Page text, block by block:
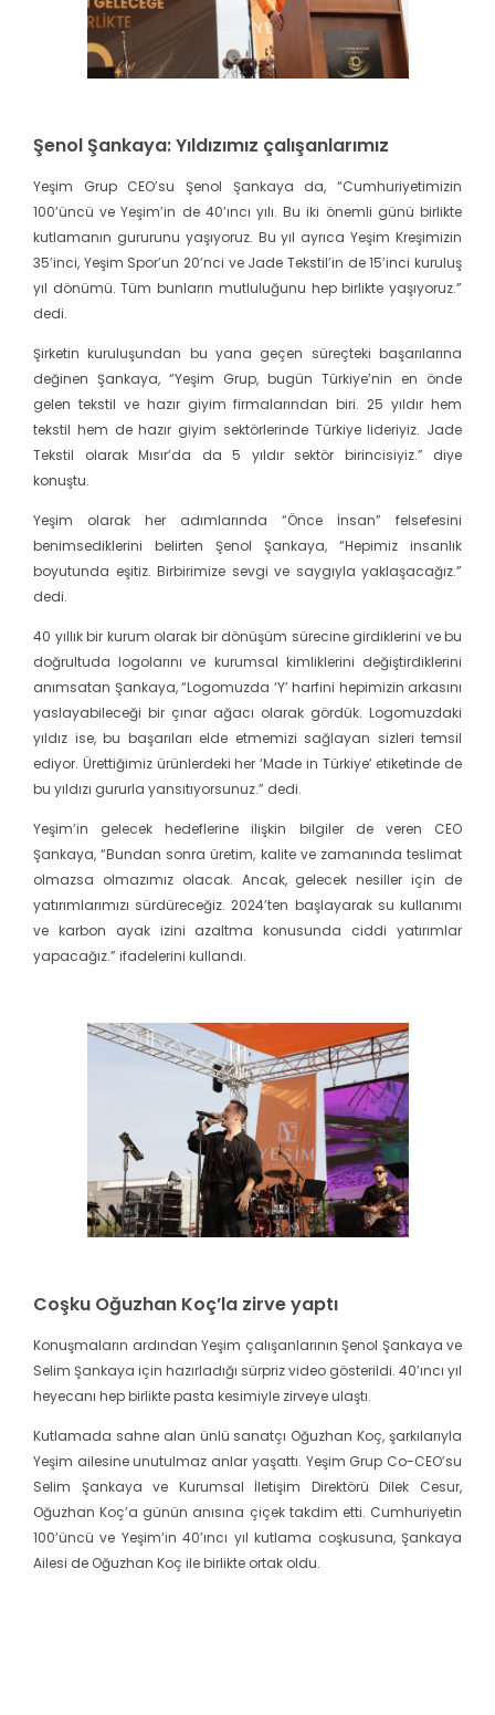
Şenol Şankaya: Yıldızımız çalışanlarımız
Yeşim Grup CEO’su Şenol Şankaya da, “Cumhuriyetimizin
100’üncü ve Yeşim’in de 40’ıncı yılı. Bu iki önemli günü birlikte
kutlamanın gururunu yaşıyoruz. Bu yıl ayrıca Yeşim Kreşimizin
35’inci, Yeşim Spor’un 20’nci ve Jade Tekstil’in de 15’inci kuruluş
yıl dönümü. Tüm bunların mutluluğunu hep birlikte yaşıyoruz.”
dedi.
Şirketin kuruluşundan bu yana geçen süreçteki başarılarına
değinen Şankaya, “Yeşim Grup, bugün Türkiye’nin en önde
gelen tekstil ve hazır giyim firmalarından biri. 25 yıldır hem
tekstil hem de hazır giyim sektörlerinde Türkiye lideriyiz. Jade
Tekstil olarak Mısır’da da 5 yıldır sektör birincisiyiz.” diye
konuştu.
Yeşim olarak her adımlarında “Önce İnsan” felsefesini
benimsediklerini belirten Şenol Şankaya, “Hepimiz insanlık
boyutunda eşitiz. Birbirimize sevgi ve saygıyla yaklaşacağız.”
dedi.
40 yıllık bir kurum olarak bir dönüşüm sürecine girdiklerini ve bu
doğrultuda logolarını ve kurumsal kimliklerini değiştirdiklerini
anımsatan Şankaya, “Logomuzda ‘Y’ harfini hepimizin arkasını
yaslayabileceği bir çınar ağacı olarak gördük. Logomuzdaki
yıldız ise, bu başarıları elde etmemizi sağlayan sizleri temsil
ediyor. Ürettiğimiz ürünlerdeki her ‘Made in Türkiye’ etiketinde de
bu yıldızı gururla yansıtıyorsunuz.” dedi.
Yeşim’in gelecek hedeflerine ilişkin bilgiler de veren CEO
Şankaya, “Bundan sonra üretim, kalite ve zamanında teslimat
olmazsa olmazımız olacak. Ancak, gelecek nesiller için de
yatırımlarımızı sürdüreceğiz. 2024’ten başlayarak su kullanımı
ve karbon ayak izini azaltma konusunda ciddi yatırımlar
yapacağız.” ifadelerini kullandı.
Coşku Oğuzhan Koç’la zirve yaptı
Konuşmaların ardından Yeşim çalışanlarının Şenol Şankaya ve
Selim Şankaya için hazırladığı sürpriz video gösterildi. 40’ıncı yıl
heyecanı hep birlikte pasta kesimiyle zirveye ulaştı.
Kutlamada sahne alan ünlü sanatçı Oğuzhan Koç, şarkılarıyla
Yeşim ailesine unutulmaz anlar yaşattı. Yeşim Grup Co-CEO’su
Selim Şankaya ve Kurumsal İletişim Direktörü Dilek Cesur,
Oğuzhan Koç’a günün anısına çiçek takdim etti. Cumhuriyetin
100’üncü ve Yeşim’in 40’ıncı yıl kutlama coşkusuna, Şankaya
Ailesi de Oğuzhan Koç ile birlikte ortak oldu.